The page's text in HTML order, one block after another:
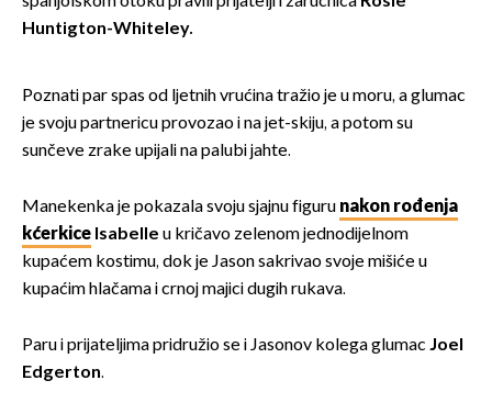
Huntigton-Whiteley.
Poznati par spas od ljetnih vrućina tražio je u moru, a glumac
je svoju partnericu provozao i na jet-skiju, a potom su
sunčeve zrake upijali na palubi jahte.
Manekenka je pokazala svoju sjajnu figuru nakon rođenja
kćerkice Isabelle u kričavo zelenom jednodijelnom
kupaćem kostimu, dok je Jason sakrivao svoje mišiće u
kupaćim hlačama i crnoj majici dugih rukava.
Paru i prijateljima pridružio se i Jasonov kolega glumac Joel
Edgerton.